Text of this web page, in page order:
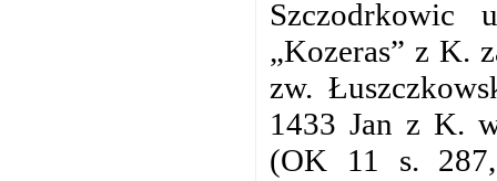
Szczodrkowic
„Kozeras” z K.
zw.
1433 Jan z K.
(OK 11 s.